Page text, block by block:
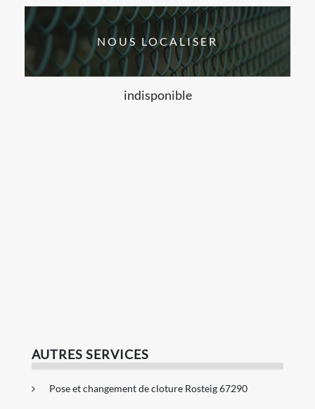
NOUS LOCALISER
indisponible
AUTRES SERVICES
Pose et changement de cloture Rosteig 67290